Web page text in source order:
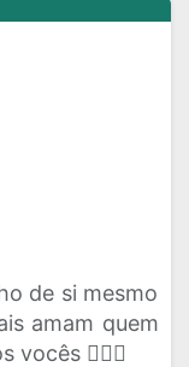
de si mesmo
amam quem
🏳️‍🌈💌